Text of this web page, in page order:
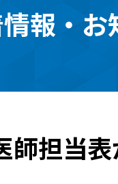
報・お
師担当